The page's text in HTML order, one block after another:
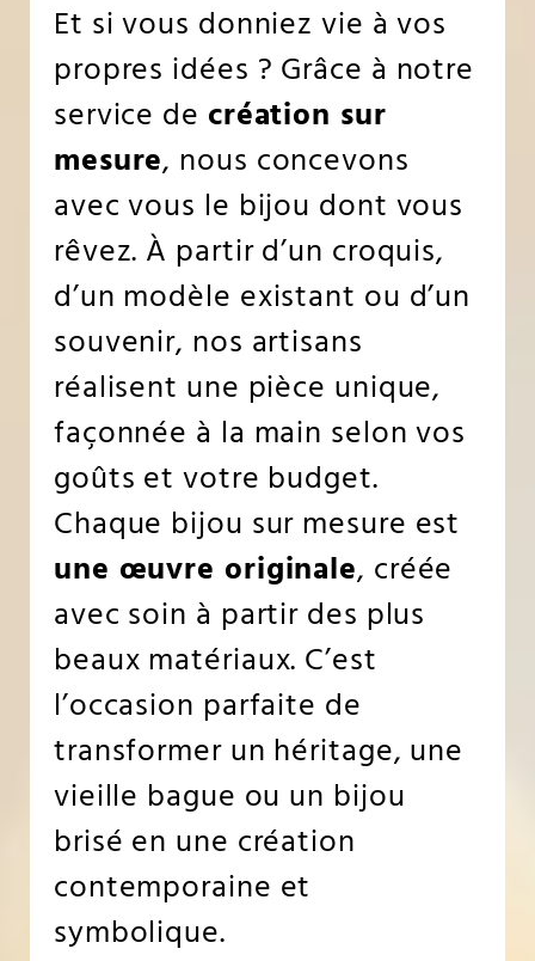
Et si vous donniez vie à vos
propres idées ? Grâce à notre
service de création sur
mesure, nous concevons
avec vous le bijou dont vous
rêvez. À partir d’un croquis,
d’un modèle existant ou d’un
souvenir, nos artisans
réalisent une pièce unique,
façonnée à la main selon vos
goûts et votre budget.
Chaque bijou sur mesure est
une œuvre originale, créée
avec soin à partir des plus
beaux matériaux. C’est
l’occasion parfaite de
transformer un héritage, une
vieille bague ou un bijou
brisé en une création
contemporaine et
symbolique.